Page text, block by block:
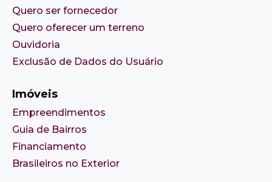
Quero ser fornecedor
Quero oferecer um terreno
Ouvidoria
Exclusão de Dados do Usuário
Imóveis
Empreendimentos
Guia de Bairros
Financiamento
Brasileiros no Exterior